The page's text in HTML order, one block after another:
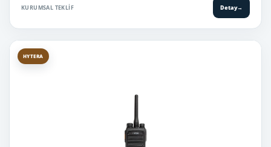
KURUMSAL TEKLIF Detay→
HYTERA